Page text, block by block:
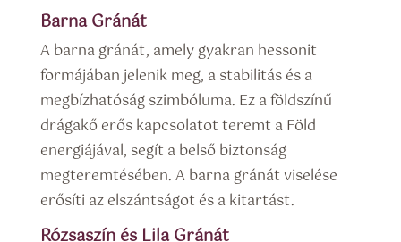
Barna Gránát
A barna gránát, amely gyakran hessonit
formájában jelenik meg, a stabilitás és a
megbízhatóság szimbóluma. Ez a földszínű
drágakő erős kapcsolatot teremt a Föld
energiájával, segít a belső biztonság
megteremtésében. A barna gránát viselése
erősíti az elszántságot és a kitartást.
Rózsaszín és Lila Gránát